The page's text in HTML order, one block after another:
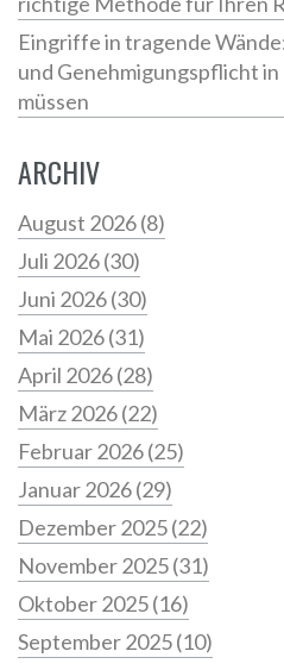
Eingriffe in tragende
und Genehmigungspflicht
müssen
ARCHIV
August 2026(8)
Juli 2026(30)
Juni 2026(30)
Mai 2026(31)
April 2026(28)
März 2026(22)
Februar 2026(25)
Januar 2026(29)
Dezember 2025(22)
November 2025(31)
Oktober 2025(16)
September 2025(10)